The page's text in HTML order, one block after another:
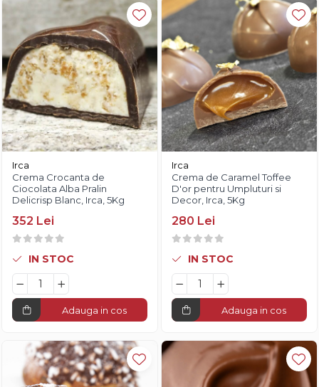
Diverse
Irca
Crema Crocanta de
Ciocolata Alba Pralin
Delicrisp Blanc, Irca, 5Kg
352 Lei
IN STOC
Adauga in cos
Irca
Crema de Caramel Toffee
D'or pentru Umpluturi si
Decor, Irca, 5Kg
280 Lei
IN STOC
Adauga in cos